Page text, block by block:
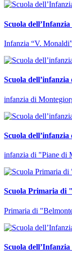
Scuola
Infanzia “V.
Scuola
infanzia di
Scuola
infanzia di "Piane di
Scuola Primaria di
Primaria di
Scuola